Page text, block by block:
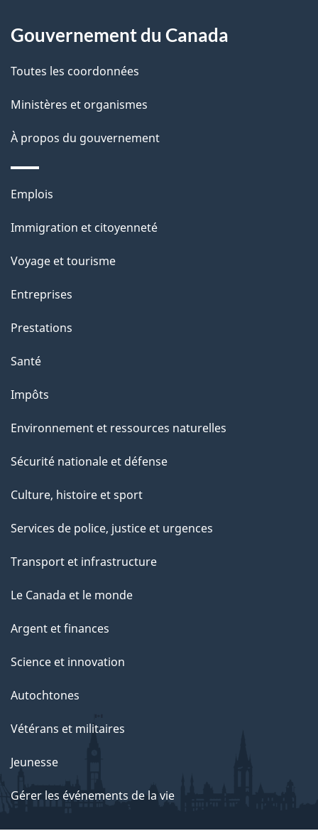
a
g
e
a
t
i
n
s
u
r
c
t
t
a
e
Gouvernement du Canada
Toutes les coordonnées
Ministères et organismes
À propos du gouvernement
Thèmes
sujets
Emplois
Immigration et citoyenneté
Voyage et tourisme
Entreprises
Prestations
Santé
Impôts
Environnement et ressources naturelles
Sécurité nationale et défense
Culture, histoire et sport
Services de police, justice et urgences
Transport et infrastructure
Le Canada et le monde
Argent et finances
Science et innovation
Autochtones
Vétérans et militaires
Jeunesse
Gérer les événements de la vie